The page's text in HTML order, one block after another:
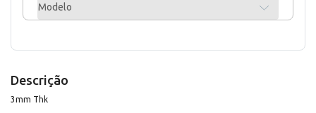
Modelo
Descrição
3mm Thk